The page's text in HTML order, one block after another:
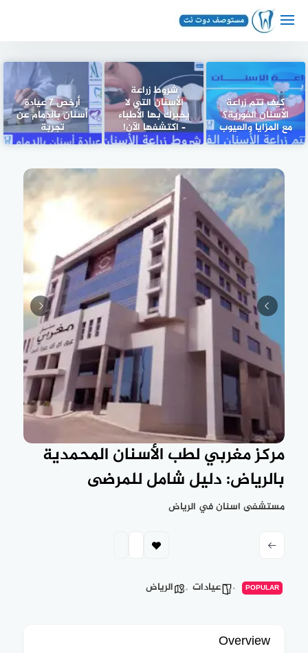
كيف تتم زراعة
الأسنان الفورية؟
مع المزايا والعيوب
شروط زراعة
الأسنان التي لا
يخبرك بها الأطباء
– اكتشفها الآن!
أرخص 7 عيادة
أسنان بالدمام عن
تجربة
مركز مغربي لطب الأسنان المحمدية
بالرياض: دليل شامل للمرضى
مستشفى اسنان في الرياض
POPULAR عيادات الرياض
Overview